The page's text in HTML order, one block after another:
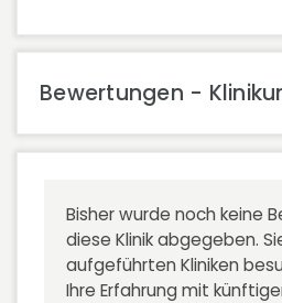
Bewertungen -
Bisher wurde noch keine
diese Klinik abgegeben.
aufgeführten Kliniken
Ihre Erfahrung mit